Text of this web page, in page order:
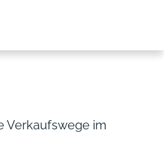
Verkaufswege im